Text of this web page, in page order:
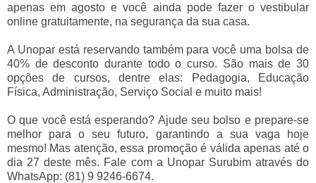
apenas em agosto e você ainda pode fazer o vestibular
online gratuitamente, na segurança da sua casa.
A Unopar está reservando também para você uma bolsa de
40% de desconto durante todo o curso. São mais de 30
opções de cursos, dentre elas: Pedagogia, Educação
Física, Administração, Serviço Social e muito mais!
O que você está esperando? Ajude seu bolso e prepare-se
melhor para o seu futuro, garantindo a sua vaga hoje
mesmo! Mas atenção, essa promoção é válida apenas até o
dia 27 deste mês. Fale com a Unopar Surubim através do
WhatsApp: (81) 9 9246-6674.